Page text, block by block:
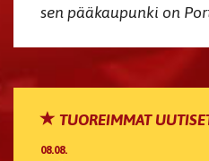
sen pääkaupunki on
TUOREIMMAT
08.08.